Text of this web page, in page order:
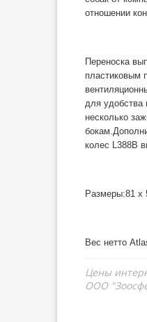
отношении
Переноска
пластиковым
для удобства
несколько
колес L388B
Размеры:81 x
Вес нетто
Цены
ООО